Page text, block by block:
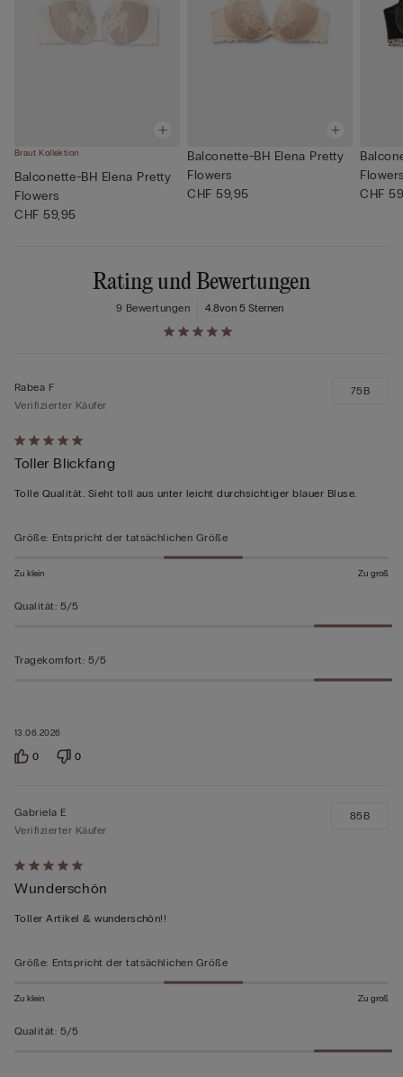
Braut Kollektion
Balconette-BH Elena Pretty
Flowers
CHF 59,95
Balconette-BH Elena Pretty
Flowers
CHF 59,95
CHF
Rating und Bewertungen
4.8von 5 Sternen
9 Bewertungen
Mit
5
von
bewertet
13.06.2026
Rabea F
Verifizierter Käufer
Toller Blickfang
Tolle Qualität. Sieht toll aus unter leicht durchsichtiger blauer Bluse.
75B
Größe: Entspricht der tatsächlichen Größe
Zu klein Zu groß
Qualität: 5/5
Tragekomfort: 5/5
0 0
Mit
5
von
bewertet
Gabriela E
Verifizierter Käufer
Wunderschön
Toller Artikel & wunderschön!!
85B
Größe: Entspricht der tatsächlichen Größe
Zu klein Zu groß
Qualität: 5/5